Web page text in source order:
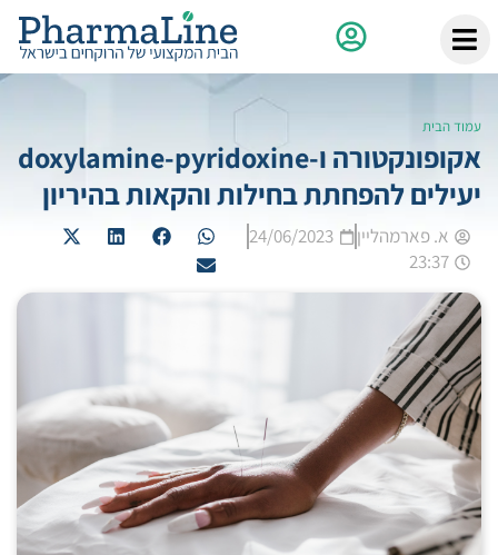
עמוד הבית
אקופונקטורה ו-doxylamine-pyridoxine
יעילים להפחתת בחילות והקאות בהיריון
א. פארמהליין
24/06/2023
23:37